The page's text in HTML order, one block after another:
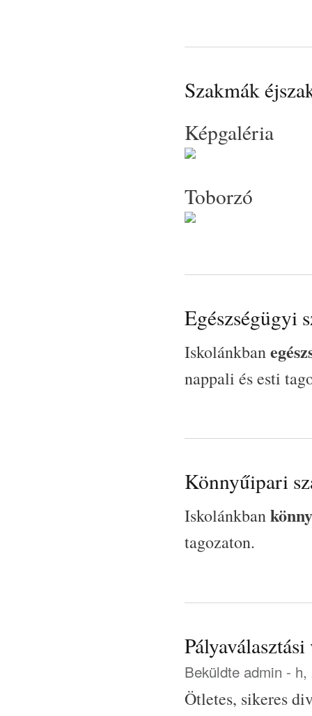
Szakmák
Képgaléria
Toborzó
Egészségügyi
Iskolánkban
nappali és esti
Könnyűipari
Iskolánkban
tagozaton.
Beküldte admin - h,
Ötletes, sikeres